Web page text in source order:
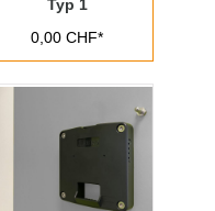
Typ 1
0,00 CHF*